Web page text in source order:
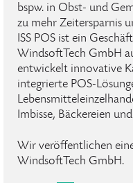
bspw. in Obst- und
zu mehr Zeitersparnis
ISS POS ist ein
WindsoftTech GmbH
entwickelt innovative
integrierte POS-
Imbisse, Bäckereien
Wir veröffentlichen
WindsoftTech GmbH.